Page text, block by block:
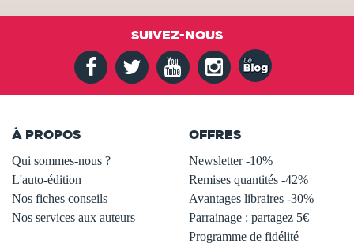
SUIVEZ-NOUS
À PROPOS
Qui sommes-nous ?
L'auto-édition
Nos fiches conseils
Nos services aux auteurs
OFFRES
Newsletter -10%
Remises quantités -42%
Avantages libraires -30%
Parrainage : partagez 5€
Programme de fidélité